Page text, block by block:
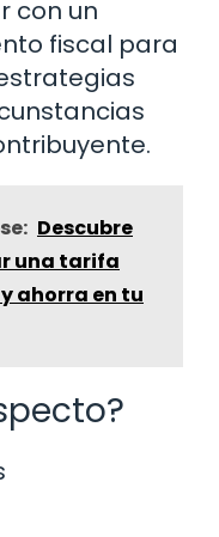
con un
fiscal para
Descubre
una tarifa
ahorra en tu